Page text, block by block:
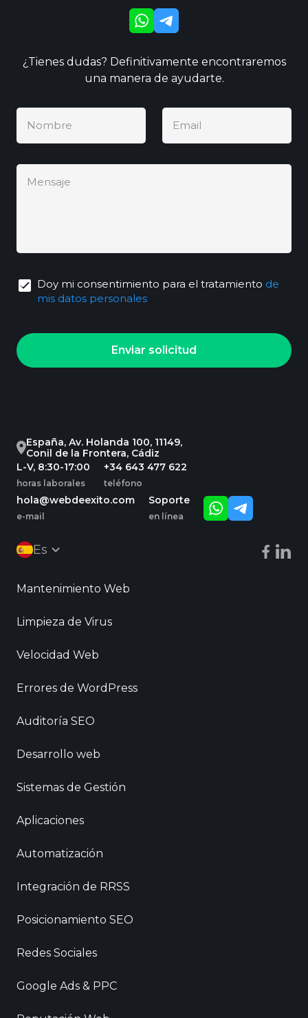
¿Tienes dudas? Definitivamente encontraremos
una manera de ayudarte.
Nombre Email
Mensaje
Doy mi consentimiento para el tratamiento de
mis datos personales
Enviar solicitud
España, Av. Holanda 100, 11149,
Conil de la Frontera, Cádiz
L-V, 8:30-17:00
horas laborales
+34 643 477 622
teléfono
hola@webdeexito.com
e-mail
Soporte
en línea
Es
Mantenimiento Web
Limpieza de Virus
Velocidad Web
Errores de WordPress
Auditoría SEO
Desarrollo web
Sistemas de Gestión
Aplicaciones
Automatización
Integración de RRSS
Posicionamiento SEO
Redes Sociales
Google Ads & PPC